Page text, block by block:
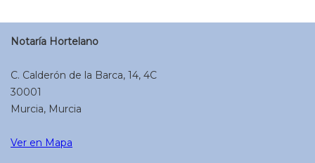
Notaría Hortelano
C. Calderón de la Barca, 14, 4C
30001
Murcia, Murcia
Ver en Mapa